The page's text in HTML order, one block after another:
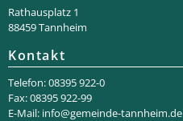
Rathaus­platz 1
88459 Tannheim
Kontakt
Telefon: 08395 922-0
Fax: 08395 922-99
E-Mail: info@gemeinde-tannheim.de